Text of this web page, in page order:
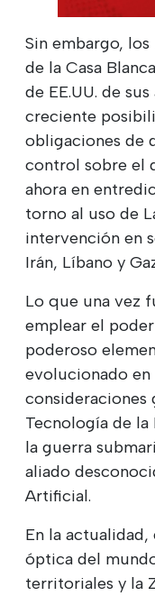
Sin embargo,
de la Casa
de EE.UU. de
creciente
obligaciones de
control sobre el
ahora en
torno al uso de
intervención en
Irán, Líbano y
Lo que una vez
emplear el
poderoso
evolucionado
consideraciones
Tecnología de
la guerra
aliado
Artificial.
En la
óptica del
territoriales y la